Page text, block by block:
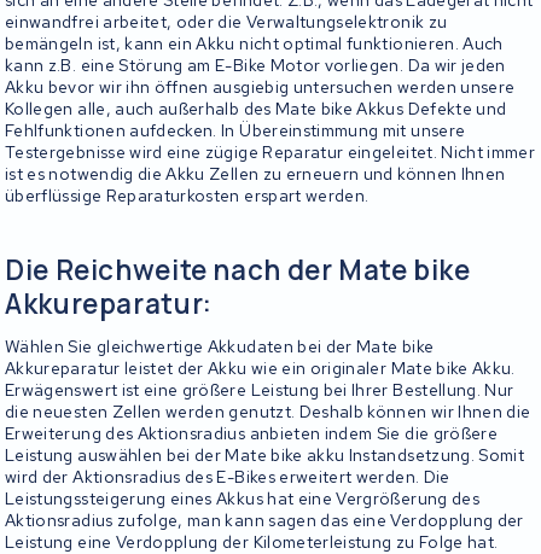
einwandfrei arbeitet, oder die Verwaltungselektronik zu
bemängeln ist, kann ein Akku nicht optimal funktionieren. Auch
kann z.B. eine Störung am E-Bike Motor vorliegen. Da wir jeden
Akku bevor wir ihn öffnen ausgiebig untersuchen werden unsere
Kollegen alle, auch außerhalb des Mate bike Akkus Defekte und
Fehlfunktionen aufdecken. In Übereinstimmung mit unsere
Testergebnisse wird eine zügige Reparatur eingeleitet. Nicht immer
ist es notwendig die Akku Zellen zu erneuern und können Ihnen
überflüssige Reparaturkosten erspart werden.
Die Reichweite nach der Mate bike
Akkureparatur:
Wählen Sie gleichwertige Akkudaten bei der Mate bike
Akkureparatur leistet der Akku wie ein originaler Mate bike Akku.
Erwägenswert ist eine größere Leistung bei Ihrer Bestellung. Nur
die neuesten Zellen werden genutzt. Deshalb können wir Ihnen die
Erweiterung des Aktionsradius anbieten indem Sie die größere
Leistung auswählen bei der Mate bike akku Instandsetzung. Somit
wird der Aktionsradius des E-Bikes erweitert werden. Die
Leistungssteigerung eines Akkus hat eine Vergrößerung des
Aktionsradius zufolge, man kann sagen das eine Verdopplung der
Leistung eine Verdopplung der Kilometerleistung zu Folge hat.